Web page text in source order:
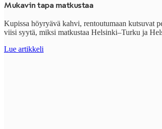
Mukavin tapa matkustaa
Kupissa höyryävä kahvi, rentoutumaan kutsuvat
viisi syytä, miksi matkustaa Helsinki–Turku ja
Lue artikkeli